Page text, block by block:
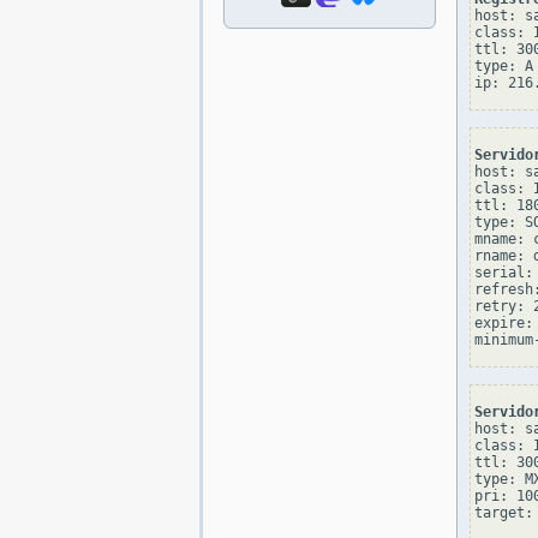
host:
class:
ttl:
type: A
host:
class:
ttl:
type:
rname:
serial:
retry:
expire:
host:
class:
ttl:
type:
pri: